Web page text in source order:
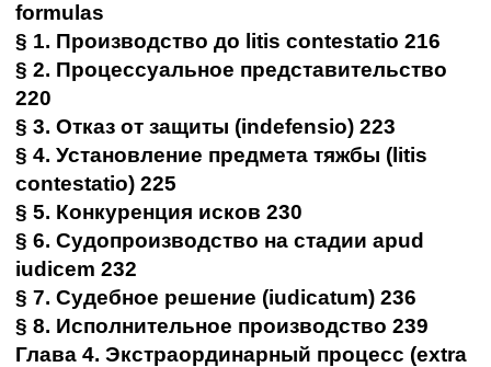
formulas
§ 1. Производство до litis contestatio 216
§ 2. Процессуальное представительство
220
§ 3. Отказ от защиты (indefensio) 223
§ 4. Установление предмета тяжбы (litis
contestatio) 225
§ 5. Конкуренция исков 230
§ 6. Судопроизводство на стадии apud
iudicem 232
§ 7. Судебное решение (iudicatum) 236
§ 8. Исполнительное производство 239
Глава 4. Экстраординарный процесс (extra